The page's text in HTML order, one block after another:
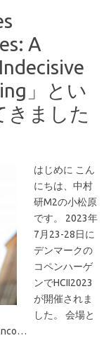
A
」とい
きました
はじめに こん
にちは、中村
研M2の小松原
です。 2023年
7月23-28日に
デンマークの
コペンハーゲ
ンでHCII2023
が開催されま
した。 会場と